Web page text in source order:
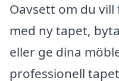
Oavsett om du
med ny tapet,
eller ge dina
professionell